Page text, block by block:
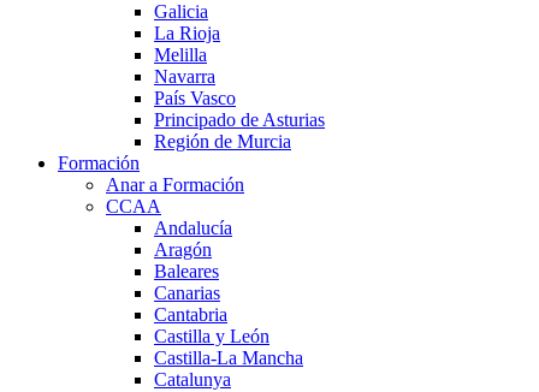
Galicia
La Rioja
Melilla
Navarra
País Vasco
Principado de Asturias
Región de Murcia
Formación
Anar a Formación
CCAA
Andalucía
Aragón
Baleares
Canarias
Cantabria
Castilla y León
Castilla-La Mancha
Catalunya